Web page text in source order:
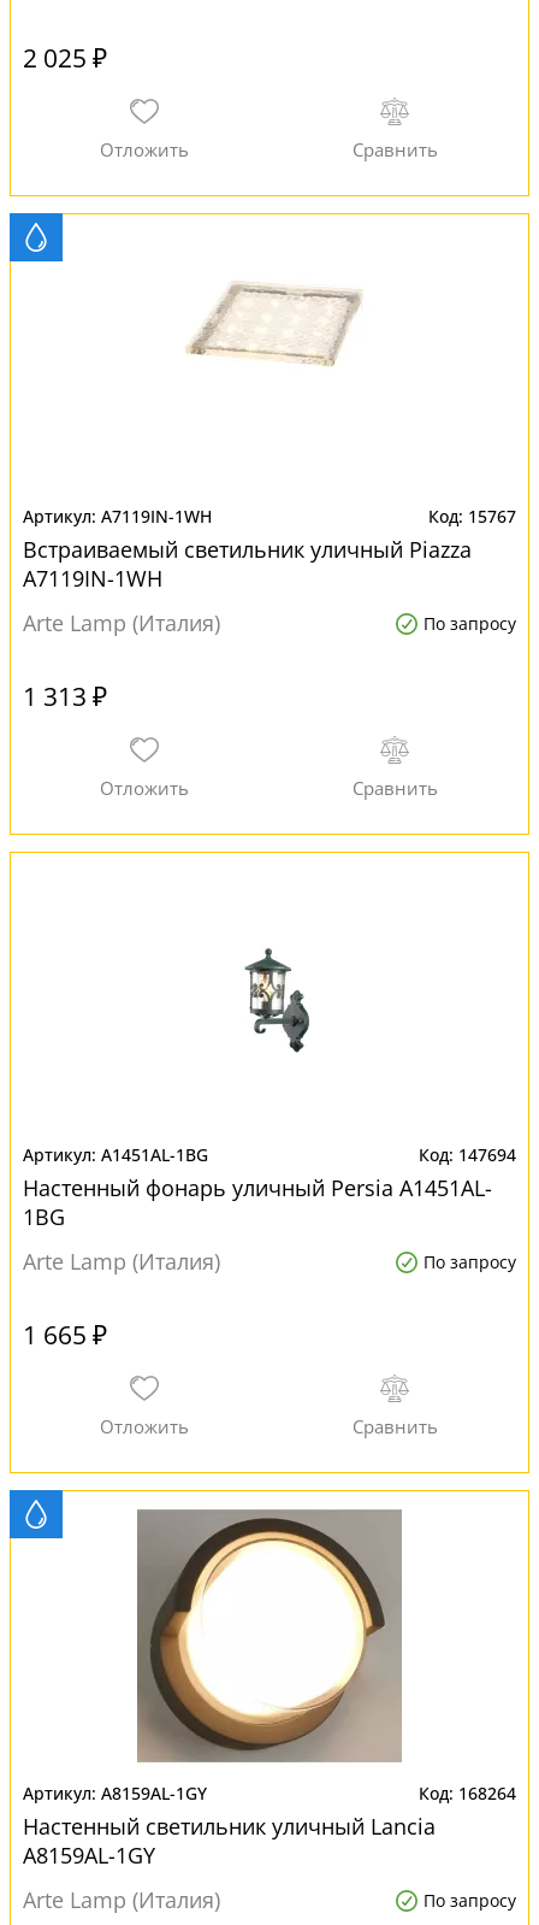
2 025 ₽
A7119IN-1WH 15767
Встраиваемый светильник уличный Piazza
A7119IN-1WH
Arte Lamp (Италия)
По запросу
1 313 ₽
A1451AL-1BG 147694
Настенный фонарь уличный Persia A1451AL-
1BG
Arte Lamp (Италия)
По запросу
1 665 ₽
A8159AL-1GY 168264
Настенный светильник уличный Lancia
A8159AL-1GY
Arte Lamp (Италия)
По запросу